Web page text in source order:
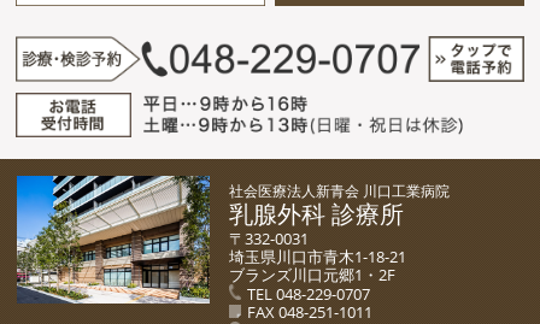
社会医療法人新青会 川口工業病院
乳腺外科 診療所
〒332-0031
埼玉県川口市青木1-18-21
ブランズ川口元郷1・2F
TEL 048-229-0707
FAX 048-251-1011